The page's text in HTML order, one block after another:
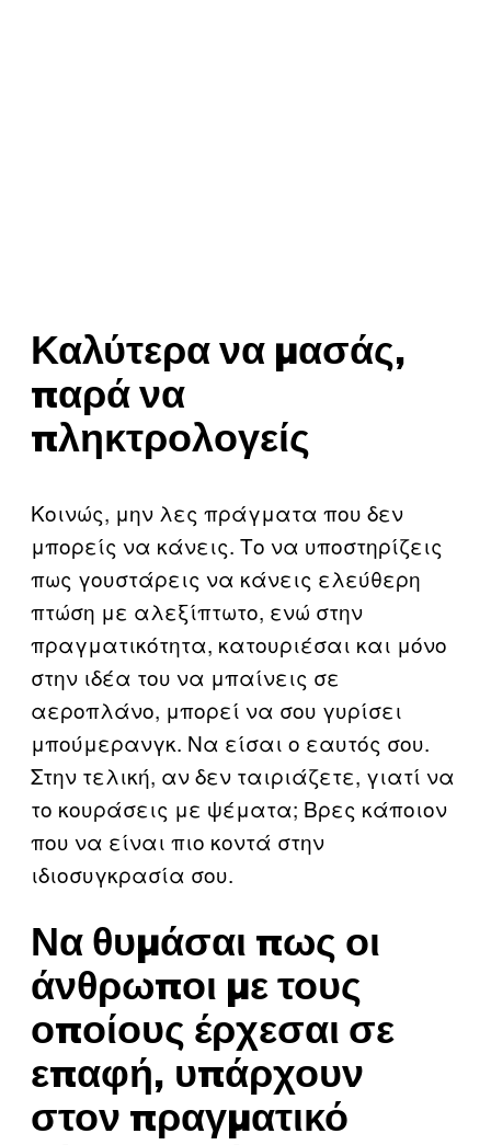
Καλύτερα να μασάς,
παρά να
πληκτρολογείς
Κοινώς, μην λες πράγματα που δεν
μπορείς να κάνεις. Το να υποστηρίζεις
πως γουστάρεις να κάνεις ελεύθερη
πτώση με αλεξίπτωτο, ενώ στην
πραγματικότητα, κατουριέσαι και μόνο
στην ιδέα του να μπαίνεις σε
αεροπλάνο, μπορεί να σου γυρίσει
μπούμερανγκ. Να είσαι ο εαυτός σου.
Στην τελική, αν δεν ταιριάζετε, γιατί να
το κουράσεις με ψέματα; Βρες κάποιον
που να είναι πιο κοντά στην
ιδιοσυγκρασία σου.
Να θυμάσαι πως οι
άνθρωποι με τους
οποίους έρχεσαι σε
επαφή, υπάρχουν
στον πραγματικό